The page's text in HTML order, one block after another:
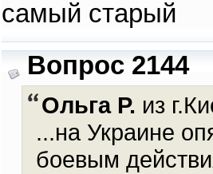
самый старый
Вопрос 2144
Ольга Р. из
...на Украине
боевым